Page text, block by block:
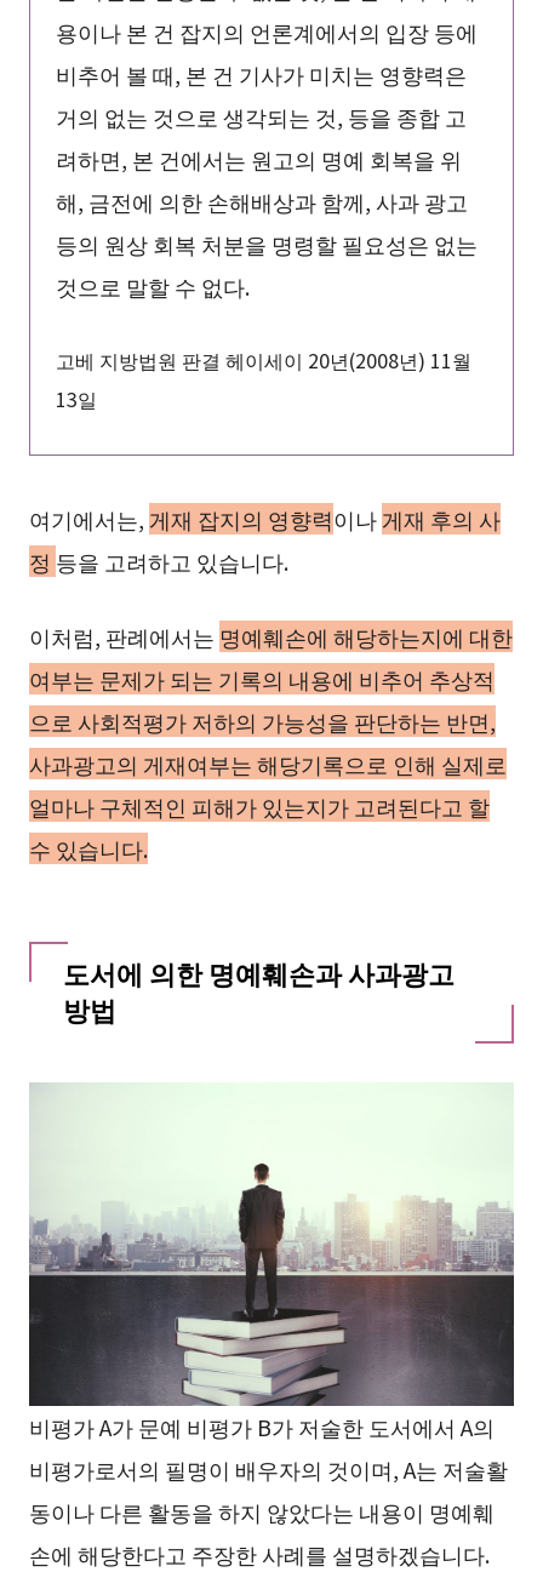
용이나 본 건 잡지의 언론계에서의 입장 등에
비추어 볼 때, 본 건 기사가 미치는 영향력은
거의 없는 것으로 생각되는 것, 등을 종합 고
려하면, 본 건에서는 원고의 명예 회복을 위
해, 금전에 의한 손해배상과 함께, 사과 광고
등의 원상 회복 처분을 명령할 필요성은 없는
것으로 말할 수 없다.
고베 지방법원 판결 헤이세이 20년(2008년) 11월
13일
여기에서는, 게재 잡지의 영향력이나게재 후의 사
정 등을 고려하고 있습니다.
이처럼, 판례에서는 명예훼손에 해당하는지에 대한
여부는 문제가 되는 기록의 내용에 비추어 추상적
으로 사회적평가 저하의 가능성을 판단하는 반면,
사과광고의 게재여부는 해당기록으로 인해 실제로
얼마나 구체적인 피해가 있는지가 고려된다고 할
수 있습니다.
도서에 의한 명예훼손과 사과광고
방법
비평가 A가 문예 비평가 B가 저술한 도서에서 A의
비평가로서의 필명이 배우자의 것이며, A는 저술활
동이나 다른 활동을 하지 않았다는 내용이 명예훼
손에 해당한다고 주장한 사례를 설명하겠습니다.